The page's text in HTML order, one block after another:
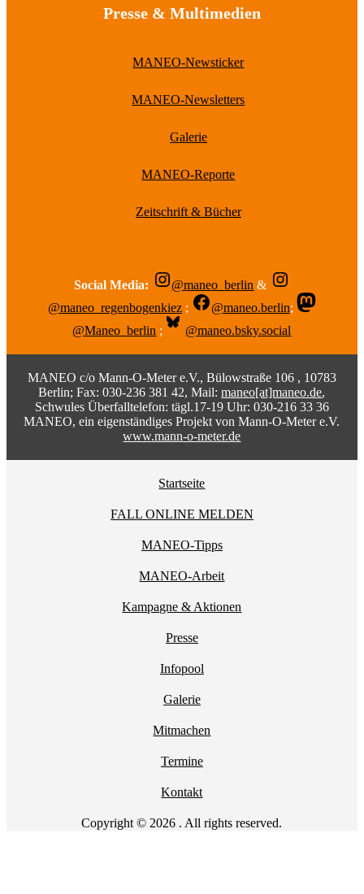
Presse & Multimedien
MANEO-Newsticker
MANEO-Newsletters
Galerie
MANEO-Reporte
Zeitschrift & Bücher
Social Media: @maneo_berlin &
@maneo_regenbogenkiez ; @maneo.berlin;
@Maneo_berlin ; @maneo.bsky.social
MANEO c/o Mann-O-Meter e.V., Bülowstraße 106 , 10783
Berlin; Fax: 030-236 381 42, Mail:maneo[at]maneo.de,
Schwules Überfalltelefon: tägl.17-19 Uhr: 030-216 33 36
MANEO, ein eigenständiges Projekt von Mann-O-Meter e.V.
www.mann-o-meter.de
Startseite
FALL ONLINE MELDEN
MANEO-Tipps
MANEO-Arbeit
Kampagne & Aktionen
Presse
Infopool
Galerie
Mitmachen
Termine
Kontakt
Copyright © 2026 . All rights reserved.